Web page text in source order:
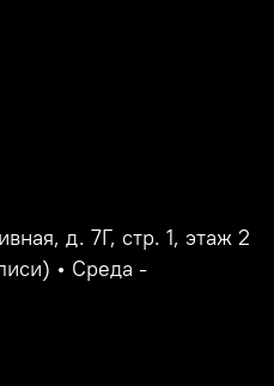
д. 7Г, стр. 1, этаж 2
• Среда -